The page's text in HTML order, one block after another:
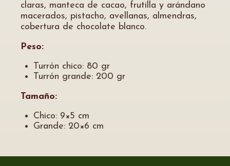
claras, manteca de cacao, frutilla y arándano
macerados, pistacho, avellanas, almendras,
cobertura de chocolate blanco.
Peso:
Turrón chico: 80 gr
Turrón grande: 200 gr
Tamaño:
Chico: 9×5 cm
Grande: 20×6 cm